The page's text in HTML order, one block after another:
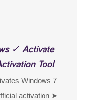
✓ Activate
Tool
Windows 7
activation ➤